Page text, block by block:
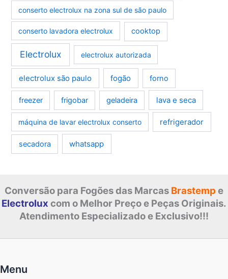
conserto electrolux na zona sul de são paulo
conserto lavadora electrolux cooktop
Electrolux electrolux autorizada
electrolux são paulo fogão forno
freezer frigobar geladeira lava e seca
máquina de lavar electrolux conserto refrigerador
secadora whatsapp
Conversão para Fogões das Marcas Brastemp e
Electrolux com o Melhor Preço e Peças Originais.
Atendimento Especializado e Exclusivo!!!
Menu